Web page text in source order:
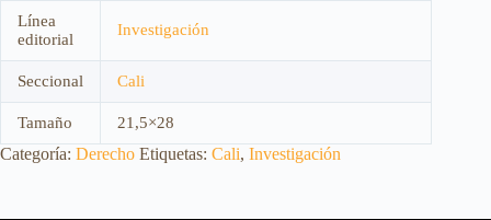
Línea
editorial
Investigación
Seccional Cali
Tamaño 21,5×28
Categoría: Derecho Etiquetas: Cali, Investigación